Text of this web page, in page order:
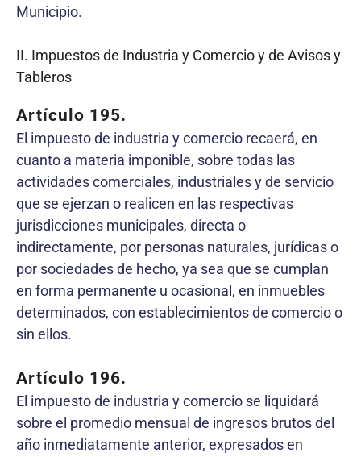
Municipio.
II. Impuestos de Industria y Comercio y de Avisos y
Tableros
Artículo 195.
El impuesto de industria y comercio recaerá, en
cuanto a materia imponible, sobre todas las
actividades comerciales, industriales y de servicio
que se ejerzan o realicen en las respectivas
jurisdicciones municipales, directa o
indirectamente, por personas naturales, jurídicas o
por sociedades de hecho, ya sea que se cumplan
en forma permanente u ocasional, en inmuebles
determinados, con establecimientos de comercio o
sin ellos.
Artículo 196.
El impuesto de industria y comercio se liquidará
sobre el promedio mensual de ingresos brutos del
año inmediatamente anterior, expresados en